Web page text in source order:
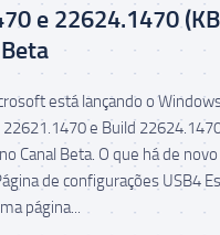
e 22624.1470
está lançando o
e Build
Canal Beta. O que há de
de configurações USB4
página...